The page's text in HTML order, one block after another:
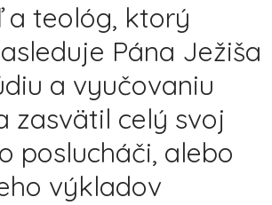
a teológ, ktorý
Pána Ježiša
a vyučovaniu
zasvätil celý svoj
poslucháči, alebo
výkladov